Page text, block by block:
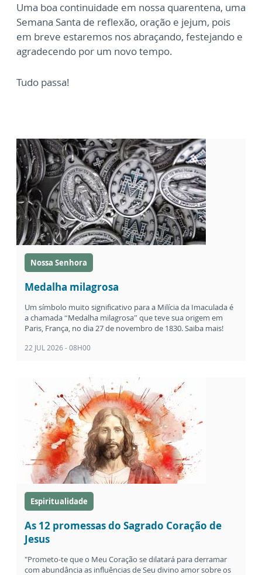
Uma boa continuidade em nossa quarentena, uma
Semana Santa de reflexão, oração e jejum, pois
em breve estaremos nos abraçando, festejando e
agradecendo por um novo tempo.
Tudo passa!
Nossa Senhora
Medalha milagrosa
Um símbolo muito significativo para a Milícia da Imaculada é
a chamada “Medalha milagrosa” que teve sua origem em
Paris, França, no dia 27 de novembro de 1830. Saiba mais!
22 JUL 2026 - 08H00
Espiritualidade
As 12 promessas do Sagrado Coração de
Jesus
"Prometo-te que o Meu Coração se dilatará para derramar
com abundância as influências de Seu divino amor sobre os